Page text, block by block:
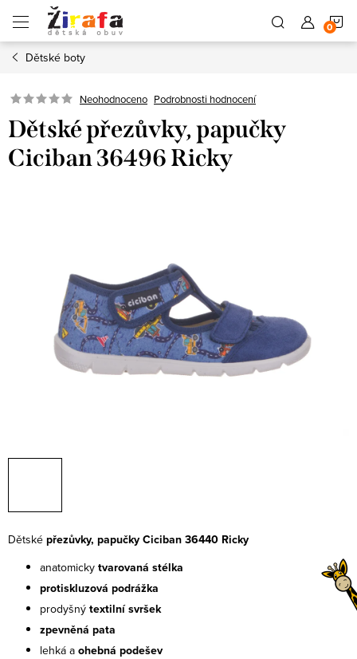
obsah
Dětské boty
Neohodnoceno Podrobnosti hodnocení
Dětské přezůvky, papučky
Ciciban 36496 Ricky
Dětské přezůvky, papučky Ciciban 36440 Ricky
anatomicky tvarovaná stélka
protiskluzová podrážka
prodyšný textilní svršek
zpevněná pata
lehká a ohebná podešev